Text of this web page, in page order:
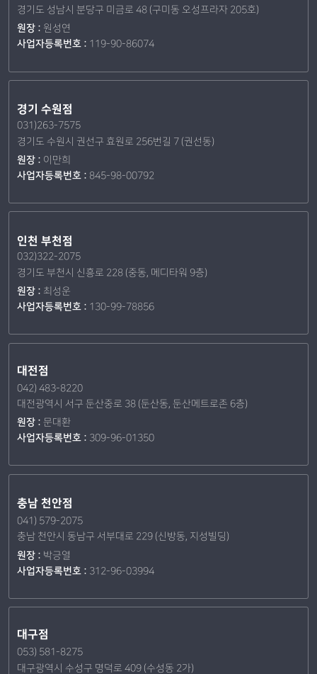
경기도 성남시 분당구 미금로 48 (구미동 오성프라자 205호)
원장 : 원성연
사업자등록번호 : 119-90-86074
경기 수원점
031)263-7575
경기도 수원시 권선구 효원로 256번길 7 (권선동)
원장 : 이만희
사업자등록번호 : 845-98-00792
인천 부천점
032)322-2075
경기도 부천시 신흥로 228 (중동, 메디타워 9층)
원장 : 최성운
사업자등록번호 : 130-99-78856
대전점
042) 483-8220
대전광역시 서구 둔산중로 38 (둔산동, 둔산메트로존 6층)
원장 : 문대환
사업자등록번호 : 309-96-01350
충남 천안점
041) 579-2075
충남 천안시 동남구 서부대로 229 (신방동, 지성빌딩)
원장 : 박긍열
사업자등록번호 : 312-96-03994
대구점
053) 581-8275
대구광역시 수성구 명덕로 409 (수성동 2가)